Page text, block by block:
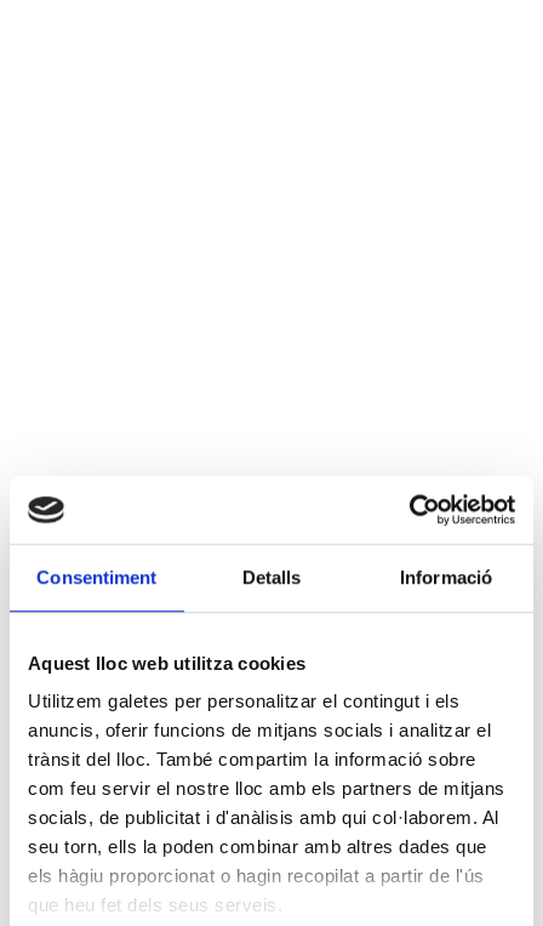
Consentiment Detalls Informació
Aquest lloc web utilitza cookies
Utilitzem galetes per personalitzar el contingut i els
anuncis, oferir funcions de mitjans socials i analitzar el
trànsit del lloc. També compartim la informació sobre
com feu servir el nostre lloc amb els partners de mitjans
socials, de publicitat i d'anàlisis amb qui col·laborem. Al
seu torn, ells la poden combinar amb altres dades que
els hàgiu proporcionat o hagin recopilat a partir de l'ús
que heu fet dels seus serveis.